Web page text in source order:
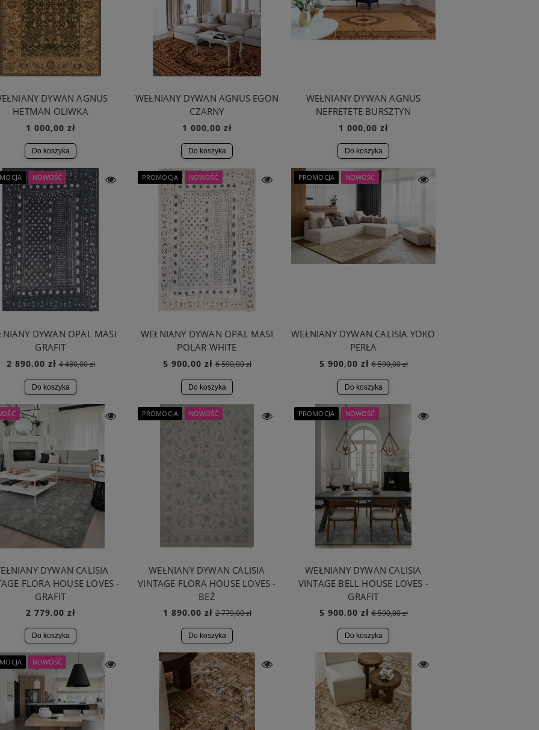
DYWAN AGNUS
HETMAN OLIWKA
1 000,00 zł
Do koszyka
WEŁNIANY DYWAN AGNUS EGON
CZARNY
1 000,00 zł
Do koszyka
WEŁNIANY DYWAN AGNUS
NEFRETETE BURSZTYN
1 000,00 zł
Do koszyka
DYWAN OPAL MASI
GRAFIT
2 890,00 zł 4 480,00 zł
Do koszyka
NOWOŚĆ
WEŁNIANY DYWAN OPAL MASI
POLAR WHITE
5 900,00 zł 6 590,00 zł
Do koszyka
PROMOCJA NOWOŚĆ
WEŁNIANY DYWAN CALISIA YOKO
PERŁA
5 900,00 zł 6 590,00 zł
Do koszyka
PROMOCJA NOWOŚĆ
DYWAN CALISIA
FLORA HOUSE LOVES -
GRAFIT
2 779,00 zł
Do koszyka
WEŁNIANY DYWAN CALISIA
VINTAGE FLORA HOUSE LOVES -
BEŻ
1 890,00 zł 2 779,00 zł
Do koszyka
PROMOCJA NOWOŚĆ
WEŁNIANY DYWAN CALISIA
VINTAGE BELL HOUSE LOVES -
GRAFIT
5 900,00 zł 6 590,00 zł
Do koszyka
PROMOCJA NOWOŚĆ
NOWOŚĆ